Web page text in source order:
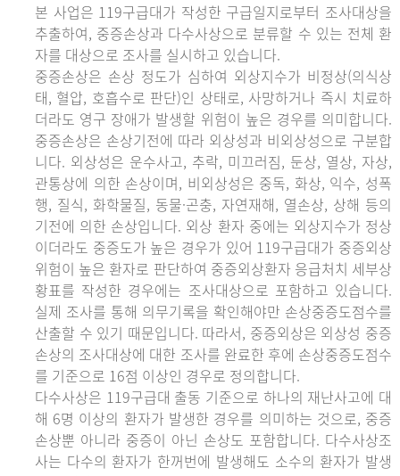
본 사업은 119구급대가 작성한 구급일지로부터 조사대상을
추출하여, 중증손상과 다수사상으로 분류할 수 있는 전체 환
자를 대상으로 조사를 실시하고 있습니다.
중증손상은 손상 정도가 심하여 외상지수가 비정상(의식상
태, 혈압, 호흡수로 판단)인 상태로, 사망하거나 즉시 치료하
더라도 영구 장애가 발생할 위험이 높은 경우를 의미합니다.
중증손상은 손상기전에 따라 외상성과 비외상성으로 구분합
니다. 외상성은 운수사고, 추락, 미끄러짐, 둔상, 열상, 자상,
관통상에 의한 손상이며, 비외상성은 중독, 화상, 익수, 성폭
행, 질식, 화학물질, 동물·곤충, 자연재해, 열손상, 상해 등의
기전에 의한 손상입니다. 외상 환자 중에는 외상지수가 정상
이더라도 중증도가 높은 경우가 있어 119구급대가 중증외상
위험이 높은 환자로 판단하여 중증외상환자 응급처치 세부상
황표를 작성한 경우에는 조사대상으로 포함하고 있습니다.
실제 조사를 통해 의무기록을 확인해야만 손상중증도점수를
산출할 수 있기 때문입니다. 따라서, 중증외상은 외상성 중증
손상의 조사대상에 대한 조사를 완료한 후에 손상중증도점수
를 기준으로 16점 이상인 경우로 정의합니다.
다수사상은 119구급대 출동 기준으로 하나의 재난사고에 대
해 6명 이상의 환자가 발생한 경우를 의미하는 것으로, 중증
손상뿐 아니라 중증이 아닌 손상도 포함합니다. 다수사상조
사는 다수의 환자가 한꺼번에 발생해도 소수의 환자가 발생